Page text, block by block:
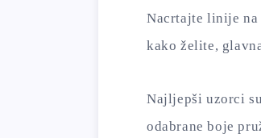
Nacrtajte linije
kako želite,
Najljepši uzorci
odabrane boje